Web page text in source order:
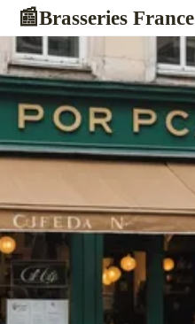
📰Brasseries France